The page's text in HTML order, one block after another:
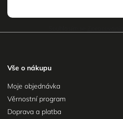
Vše o nákupu
Moje objednávka
Věrnostní program
Doprava a platba